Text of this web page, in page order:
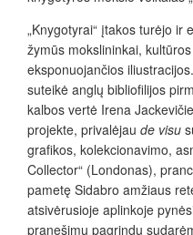
„Knygotyrai“ įtakos turėjo
žymūs mokslininkai,
eksponuojančios
suteikė anglų bibliofilijos
kalbos vertė Irena
projekte, privalėjau de visu
grafikos, kolekcionavimo,
Collector“ (Londonas),
pametę Sidabro amžiaus
atsivėrusioje aplinkoje
pranešimų pagrindu